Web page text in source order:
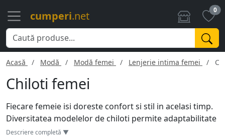
cumperi.net 0
Acasă Modă Modă femei Lenjerie intima femei
Chiloti femei
Fiecare femeie isi doreste confort si stil in acelasi timp.
Diversitatea modelelor de chiloti permite adaptabilitate
la orice tinuta sau ocazie. De la slipii clasici, la tanga sau
Descriere completă ▼